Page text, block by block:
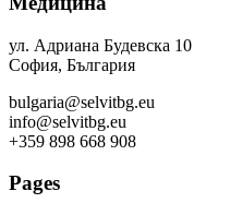
ул. Адриана Будевска 10
София, България
bulgaria@selvitbg.eu
info@selvitbg.eu
+359 898 668 908
Pages